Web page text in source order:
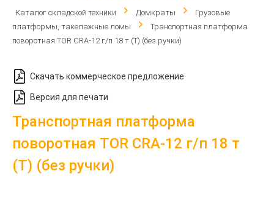
Каталог складской техники Домкраты
Грузовые
платформы, такелажные ломы
Транспортная платформа
поворотная TOR CRA-12 г/п 18 т (T) (без ручки)
Скачать коммерческое предложение
Версия для печати
Транспортная платформа
поворотная TOR CRA-12 г/п 18 т
(T) (без ручки)